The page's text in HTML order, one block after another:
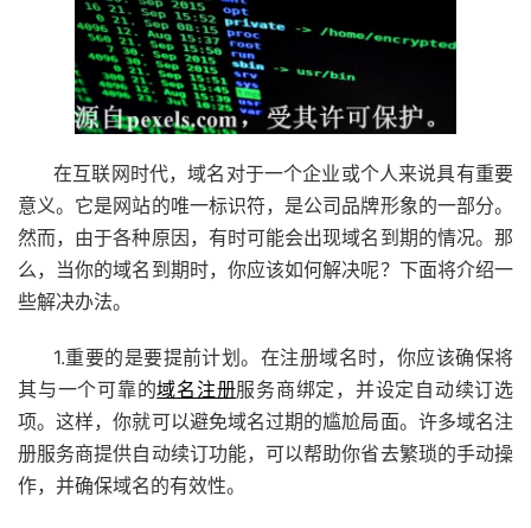
在互联网时代，域名对于一个企业或个人来说具有重要
意义。它是网站的唯一标识符，是公司品牌形象的一部分。
然而，由于各种原因，有时可能会出现域名到期的情况。那
么，当你的域名到期时，你应该如何解决呢？下面将介绍一
些解决办法。
1.重要的是要提前计划。在注册域名时，你应该确保将
其与一个可靠的域名注册服务商绑定，并设定自动续订选
项。这样，你就可以避免域名过期的尴尬局面。许多域名注
册服务商提供自动续订功能，可以帮助你省去繁琐的手动操
作，并确保域名的有效性。